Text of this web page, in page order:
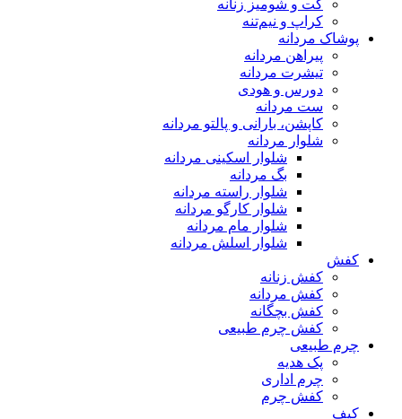
کت و شومیز زنانه
کراپ و نیم‌تنه
پوشاک مردانه
پیراهن مردانه
تیشرت مردانه
دورس و هودی
ست مردانه
کاپشن، بارانی و پالتو مردانه
شلوار مردانه
شلوار اسکینی مردانه
بگ مردانه
شلوار راسته مردانه
شلوار کارگو مردانه
شلوار مام مردانه
شلوار اسلش مردانه
کفش
کفش زنانه
کفش مردانه
کفش بچگانه
کفش چرم طبیعی
چرم طبیعی
پک هدیه
چرم اداری
کفش چرم
کیف